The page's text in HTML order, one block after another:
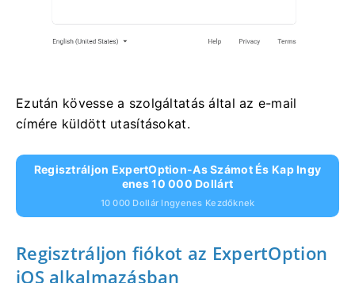
Ezután kövesse a szolgáltatás által az e-mail
címére küldött utasításokat.
Regisztráljon ExpertOption-As Számot És Kap Ingy
Enes 10 000 Dollárt
10 000 Dollár Ingyenes Kezdőknek
Regisztráljon fiókot az ExpertOption
iOS alkalmazásban